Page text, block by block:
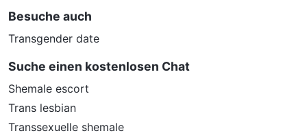
Besuche auch
Transgender date
Suche einen kostenlosen Chat
Shemale escort
Trans lesbian
Transsexuelle shemale